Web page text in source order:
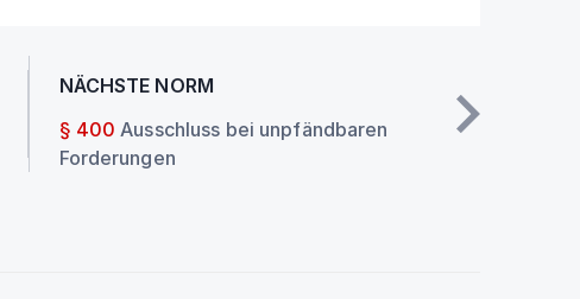
NÄCHSTE NORM
§ 400 Ausschluss bei unpfändbaren
Forderungen